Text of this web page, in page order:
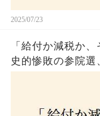
2025/07/23
「給付か減税か
史的惨敗の参院